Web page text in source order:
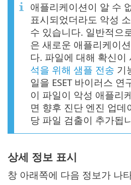
애플리케이션이 알 수
표시되었더라도 악성
수 있습니다. 일반적으
은 새로운 애플리케이
다. 파일에 대해 확신이
석을 위해 샘플 전송 기
일을 ESET 바이러스 연
이 파일이 악성 애플리
면 향후 진단 엔진 업데
당 파일 검출이 추가됩
상세 정보 표시
창 아래쪽에 다음 정보가 나